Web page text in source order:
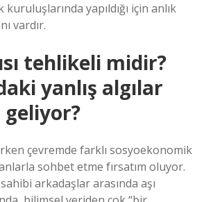
kuruluşlarında yapıldığı için anlık
vardır.
tehlikeli midir?
yanlış algılar
geliyor?
çevremde farklı sosyoekonomik
sohbet etme fırsatım oluyor.
arkadaşlar arasında aşı